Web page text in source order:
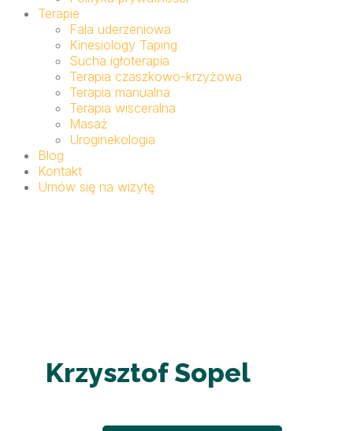
Terapie
Fala uderzeniowa
Kinesiology Taping
Sucha igłoterapia
Terapia czaszkowo-krzyżowa
Terapia manualna
Terapia wisceralna
Masaż
Uroginekologia
Blog
Kontakt
Umów się na wizytę
Krzysztof Sopel